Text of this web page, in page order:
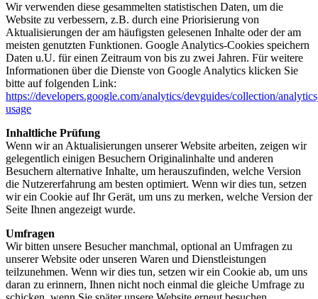
Wir verwenden diese gesammelten statistischen Daten, um die
Website zu verbessern, z.B. durch eine Priorisierung von
Aktualisierungen der am häufigsten gelesenen Inhalte oder der am
meisten genutzten Funktionen. Google Analytics-Cookies speichern
Daten u.U. für einen Zeitraum von bis zu zwei Jahren. Für weitere
Informationen über die Dienste von Google Analytics klicken Sie
bitte auf folgenden Link:
https://developers.google.com/analytics/devguides/collection/
usage
Inhaltliche Prüfung
Wenn wir an Aktualisierungen unserer Website arbeiten, zeigen wir
gelegentlich einigen Besuchern Originalinhalte und anderen
Besuchern alternative Inhalte, um herauszufinden, welche Version
die Nutzererfahrung am besten optimiert. Wenn wir dies tun, setzen
wir ein Cookie auf Ihr Gerät, um uns zu merken, welche Version der
Seite Ihnen angezeigt wurde.
Umfragen
Wir bitten unsere Besucher manchmal, optional an Umfragen zu
unserer Website oder unseren Waren und Dienstleistungen
teilzunehmen. Wenn wir dies tun, setzen wir ein Cookie ab, um uns
daran zu erinnern, Ihnen nicht noch einmal die gleiche Umfrage zu